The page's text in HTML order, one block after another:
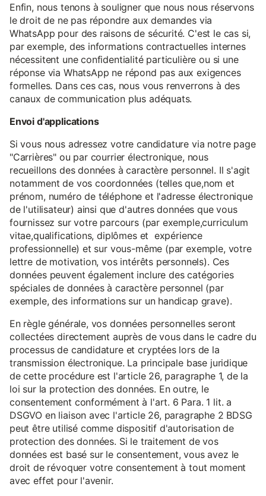
Enfin, nous tenons à souligner que nous nous réservons
le droit de ne pas répondre aux demandes via
WhatsApp pour des raisons de sécurité. C'est le cas si,
par exemple, des informations contractuelles internes
nécessitent une confidentialité particulière ou si une
réponse via WhatsApp ne répond pas aux exigences
formelles. Dans ces cas, nous vous renverrons à des
canaux de communication plus adéquats.
Envoi d'applications
Si vous nous adressez votre candidature via notre page
"Carrières" ou par courrier électronique, nous
recueillons des données à caractère personnel. Il s'agit
notamment de vos coordonnées (telles que,nom et
prénom, numéro de téléphone et l'adresse électronique
de l'utilisateur) ainsi que d'autres données que vous
fournissez sur votre parcours (par exemple,curriculum
vitae,qualifications, diplômes et expérience
professionnelle) et sur vous-même (par exemple, votre
lettre de motivation, vos intérêts personnels). Ces
données peuvent également inclure des catégories
spéciales de données à caractère personnel (par
exemple, des informations sur un handicap grave).
En règle générale, vos données personnelles seront
collectées directement auprès de vous dans le cadre du
processus de candidature et cryptées lors de la
transmission électronique. La principale base juridique
de cette procédure est l'article 26, paragraphe 1, de la
loi sur la protection des données. En outre, le
consentement conformément à l'art. 6 Para. 1 lit. a
DSGVO en liaison avec l'article 26, paragraphe 2 BDSG
peut être utilisé comme dispositif d'autorisation de
protection des données. Si le traitement de vos
données est basé sur le consentement, vous avez le
droit de révoquer votre consentement à tout moment
avec effet pour l'avenir.